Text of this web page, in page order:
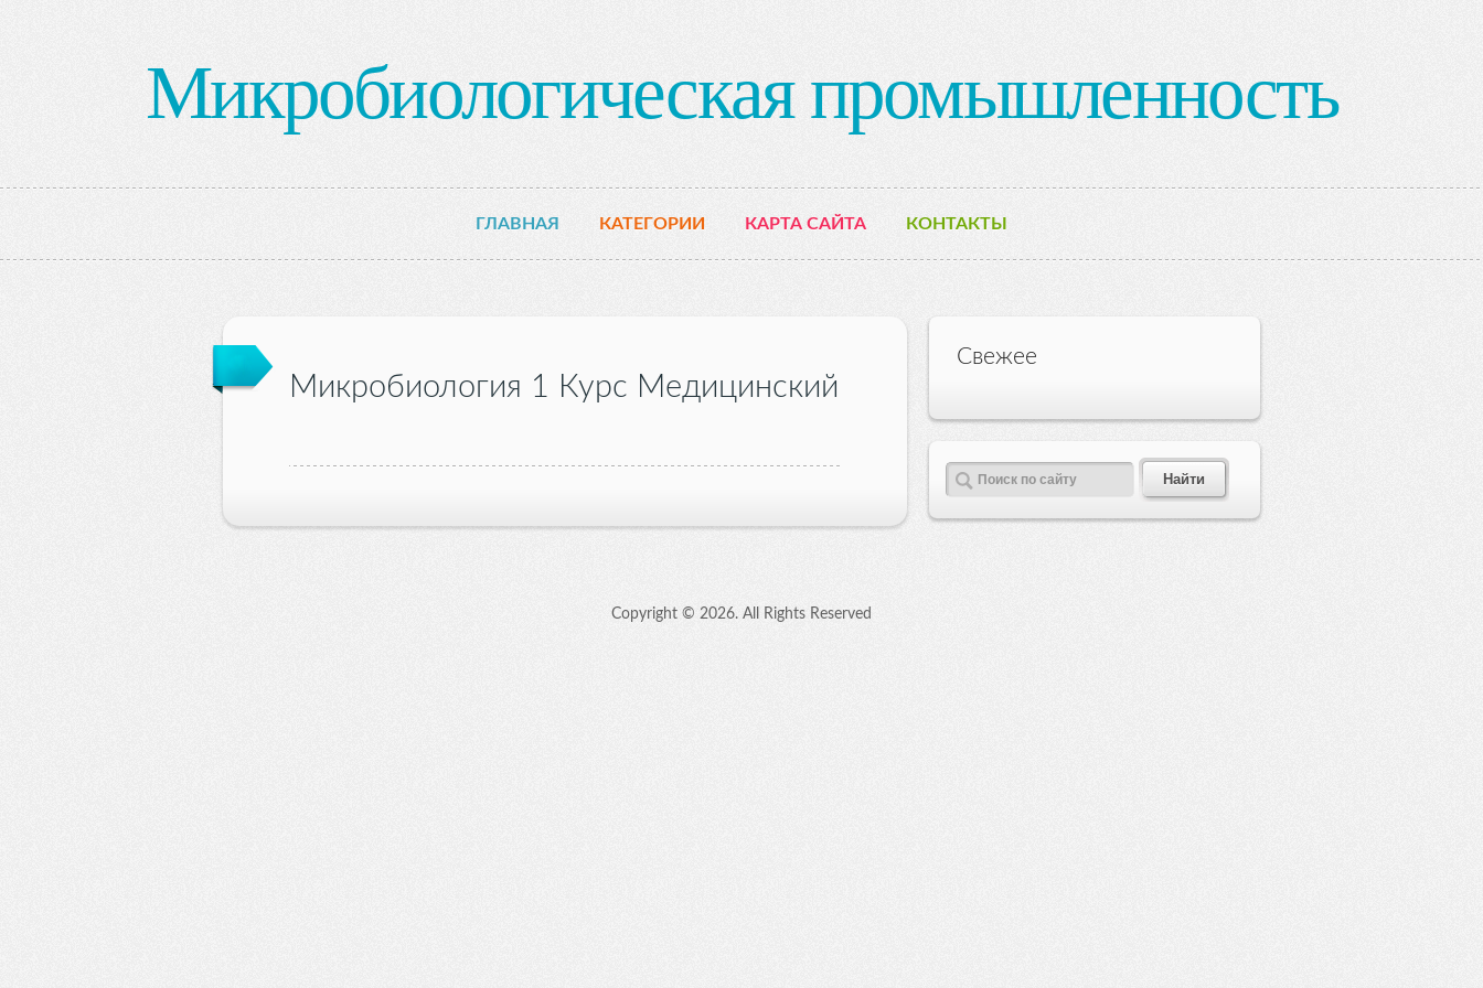
Микробиологическая промышленность
ГЛАВНАЯ КАТЕГОРИИ КАРТА САЙТА КОНТАКТЫ
Микробиология 1 Курс Медицинский
Свежее
Copyright © 2026. All Rights Reserved